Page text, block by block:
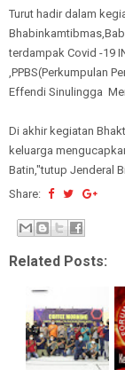
Turut hadir dalam
terdampak Covid -19
,PPBS(Perkumpulan
Effendi Sinulingga
Di akhir kegiatan
keluarga
Batin,"tutup Jenderal
Share:
Related Posts: